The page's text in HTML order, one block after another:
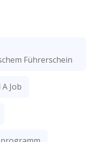
Führerschein
A Job